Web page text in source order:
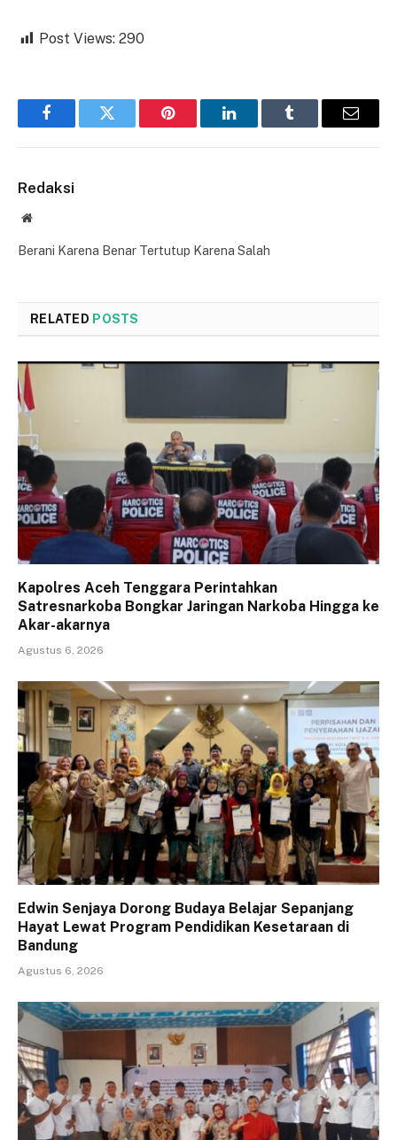
Post Views: 290
FacebookTwitter Pinterest LinkedInTumblr Email
Redaksi
Website
Berani Karena Benar Tertutup Karena Salah
RELATED POSTS
Kapolres Aceh Tenggara Perintahkan
Satresnarkoba Bongkar Jaringan Narkoba Hingga ke
Akar-akarnya
Agustus 6, 2026
Edwin Senjaya Dorong Budaya Belajar Sepanjang
Hayat Lewat Program Pendidikan Kesetaraan di
Bandung
Agustus 6, 2026